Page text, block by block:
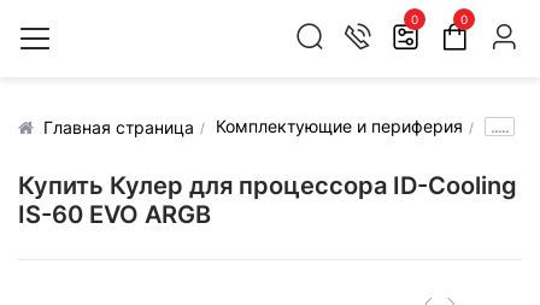
0 0
Главная страница Комплектующие и периферия .....
Купить Кулер для процессора ID-Cooling
IS-60 EVO ARGB